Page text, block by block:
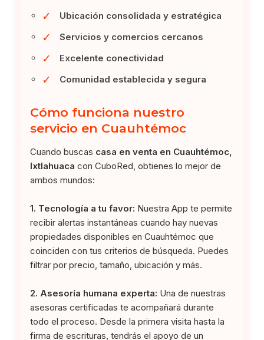
✓ Ubicación consolidada y estratégica
✓ Servicios y comercios cercanos
✓ Excelente conectividad
✓ Comunidad establecida y segura
Cómo funciona nuestro
servicio en Cuauhtémoc
Cuando buscas casa en venta en Cuauhtémoc,
Ixtlahuaca con CuboRed, obtienes lo mejor de
ambos mundos:
1. Tecnología a tu favor: Nuestra App te permite
recibir alertas instantáneas cuando hay nuevas
propiedades disponibles en Cuauhtémoc que
coinciden con tus criterios de búsqueda. Puedes
filtrar por precio, tamaño, ubicación y más.
2. Asesoría humana experta: Una de nuestras
asesoras certificadas te acompañará durante
todo el proceso. Desde la primera visita hasta la
firma de escrituras, tendrás el apoyo de un